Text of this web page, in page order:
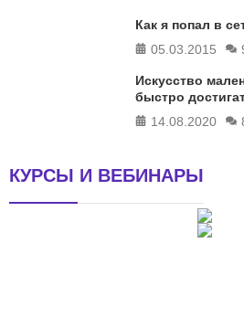
Как я попал в
05.03.2015
Искусство
быстро
14.08.2020
КУРСЫ И ВЕБИНАРЫ